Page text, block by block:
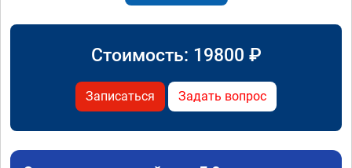
Стоимость: 19800 ₽
Записаться Задать вопрос